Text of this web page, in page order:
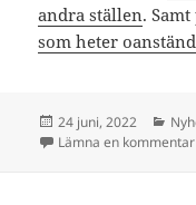
andra ställen.
som heter
Postat
24 juni, 2022
Lämna en kommentar